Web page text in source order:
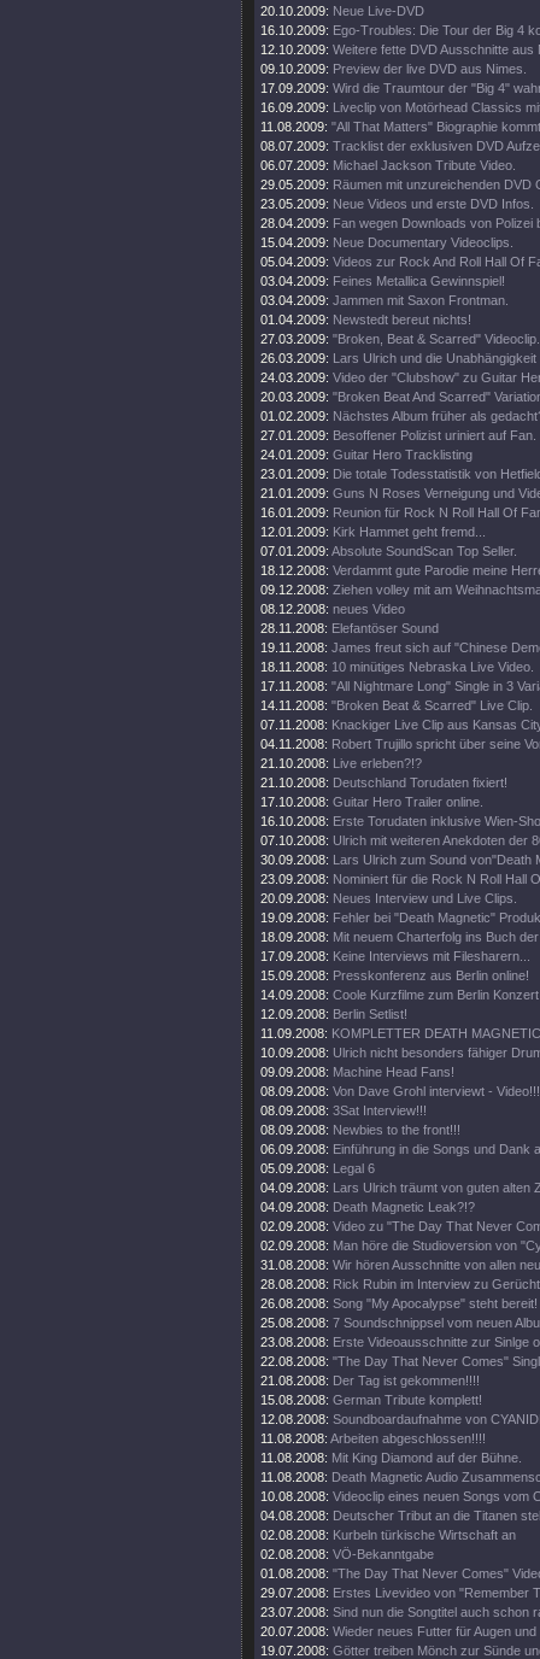
20.10.2009: Neue Live-DVD
16.10.2009: Ego-Troubles: Die Tour der Big 4
12.10.2009: Weitere fette DVD Ausschnitte aus
09.10.2009: Preview der live DVD aus Nimes.
17.09.2009: Wird die Traumtour der "Big 4"
16.09.2009: Liveclip von Motörhead Classics
11.08.2009: "All That Matters" Biographie
08.07.2009: Tracklist der exklusiven DVD
06.07.2009: Michael Jackson Tribute Video.
29.05.2009: Räumen mit unzureichenden DVD
23.05.2009: Neue Videos und erste DVD Infos.
28.04.2009: Fan wegen Downloads von Polizei
15.04.2009: Neue Documentary Videoclips.
05.04.2009: Videos zur Rock And Roll Hall Of
03.04.2009: Feines Metallica Gewinnspiel!
03.04.2009: Jammen mit Saxon Frontman.
01.04.2009: Newstedt bereut nichts!
27.03.2009: "Broken, Beat & Scarred" Videoclip.
26.03.2009: Lars Ulrich und die Unabhängigkeit
24.03.2009: Video der "Clubshow" zu Guitar
20.03.2009: "Broken Beat And Scarred"
01.02.2009: Nächstes Album früher als
27.01.2009: Besoffener Polizist uriniert auf Fan.
24.01.2009: Guitar Hero Tracklisting
23.01.2009: Die totale Todesstatistik von
21.01.2009: Guns N Roses Verneigung und
16.01.2009: Reunion für Rock N Roll Hall Of
12.01.2009: Kirk Hammet geht fremd...
07.01.2009: Absolute SoundScan Top Seller.
18.12.2008: Verdammt gute Parodie meine
09.12.2008: Ziehen volley mit am
08.12.2008: neues Video
28.11.2008: Elefantöser Sound
19.11.2008: James freut sich auf "Chinese
18.11.2008: 10 minütiges Nebraska Live Video.
17.11.2008: "All Nightmare Long" Single in 3
14.11.2008: "Broken Beat & Scarred" Live Clip.
07.11.2008: Knackiger Live Clip aus Kansas
04.11.2008: Robert Trujillo spricht über seine
21.10.2008: Live erleben?!?
21.10.2008: Deutschland Torudaten fixiert!
17.10.2008: Guitar Hero Trailer online.
16.10.2008: Erste Torudaten inklusive Wien-
07.10.2008: Ulrich mit weiteren Anekdoten der
30.09.2008: Lars Ulrich zum Sound von"Death
23.09.2008: Nominiert für die Rock N Roll Hall
20.09.2008: Neues Interview und Live Clips.
19.09.2008: Fehler bei "Death Magnetic"
18.09.2008: Mit neuem Charterfolg ins Buch
17.09.2008: Keine Interviews mit Filesharern...
15.09.2008: Presskonferenz aus Berlin online!
14.09.2008: Coole Kurzfilme zum Berlin
12.09.2008: Berlin Setlist!
11.09.2008: KOMPLETTER DEATH
10.09.2008: Ulrich nicht besonders fähiger
09.09.2008: Machine Head Fans!
08.09.2008: Von Dave Grohl interviewt - Video!!!
08.09.2008: 3Sat Interview!!!
08.09.2008: Newbies to the front!!!
06.09.2008: Einführung in die Songs und Dank
05.09.2008: Legal 6
04.09.2008: Lars Ulrich träumt von guten alten
04.09.2008: Death Magnetic Leak?!?
02.09.2008: Video zu "The Day That Never
02.09.2008: Man höre die Studioversion von
31.08.2008: Wir hören Ausschnitte von allen
28.08.2008: Rick Rubin im Interview zu
26.08.2008: Song "My Apocalypse" steht bereit!
25.08.2008: 7 Soundschnippsel vom neuen
23.08.2008: Erste Videoausschnitte zur Sinlge
22.08.2008: "The Day That Never Comes"
21.08.2008: Der Tag ist gekommen!!!!
15.08.2008: German Tribute komplett!
12.08.2008: Soundboardaufnahme von
11.08.2008: Arbeiten abgeschlossen!!!!
11.08.2008: Mit King Diamond auf der Bühne.
11.08.2008: Death Magnetic Audio
10.08.2008: Videoclip eines neuen Songs vom
04.08.2008: Deutscher Tribut an die Titanen
02.08.2008: Kurbeln türkische Wirtschaft an
02.08.2008: VÖ-Bekanntgabe
01.08.2008: "The Day That Never Comes"
29.07.2008: Erstes Livevideo von "Remember
23.07.2008: Sind nun die Songtitel auch schon
20.07.2008: Wieder neues Futter für Augen
19.07.2008: Götter treiben Mönch zur Sünde